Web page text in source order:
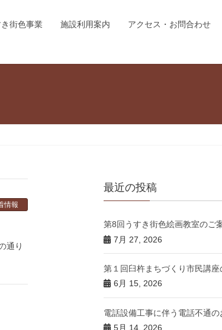
き街色事業 施設利用案内 アクセス・お問合わせ
情報
通り
最近の投稿
第8回うすき街色絵画教室のご
7月 27, 2026
第１回臼杵まちづくり市民講座
6月 15, 2026
電話設備工事に伴う電話不通の
5月 14, 2026